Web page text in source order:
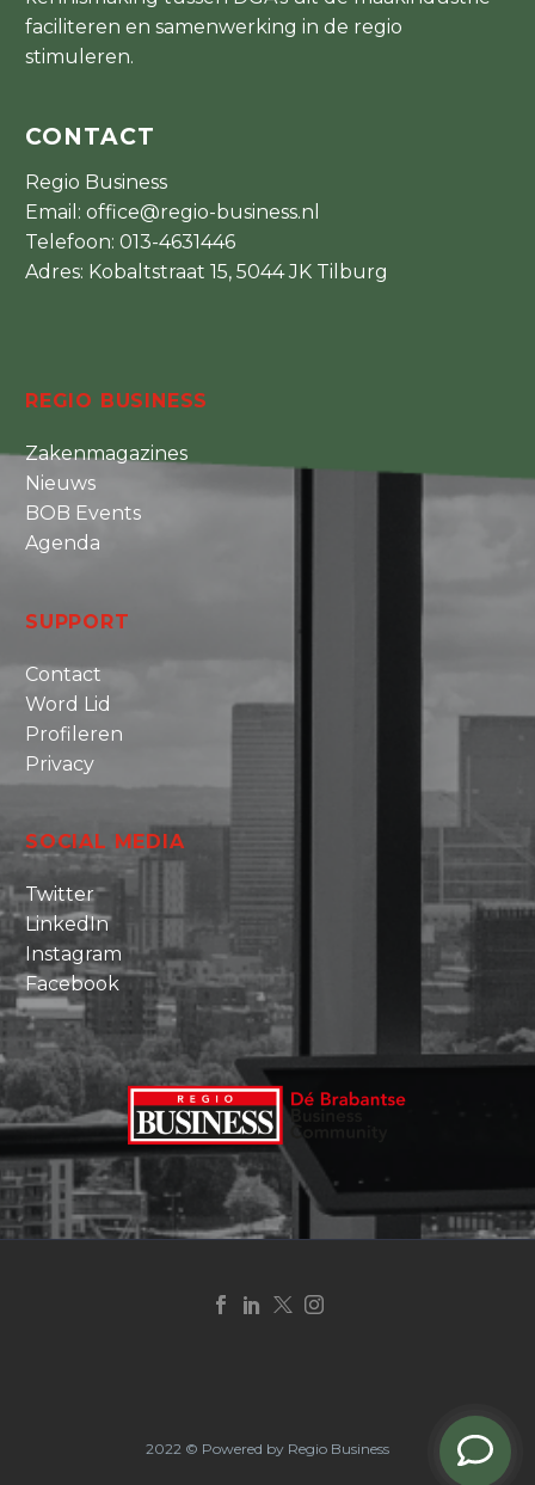
faciliteren en samenwerking in de regio
stimuleren.
CONTACT
Regio Business
Email: office@regio-business.nl
Telefoon: 013-4631446
Adres: Kobaltstraat 15, 5044 JK Tilburg
REGIO BUSINESS
Zakenmagazines
Nieuws
BOB Events
Agenda
SUPPORT
Contact
Word Lid
Profileren
Privacy
SOCIAL MEDIA
Twitter
LinkedIn
Instagram
Facebook
2022 © Powered by Regio Business